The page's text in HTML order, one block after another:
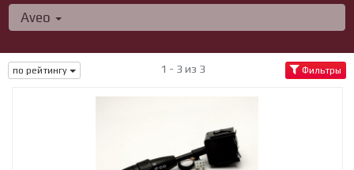
Aveo
по рейтингу 1 - 3 из 3 Фильтры